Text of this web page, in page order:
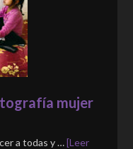
mujer
a todas y …[Leer